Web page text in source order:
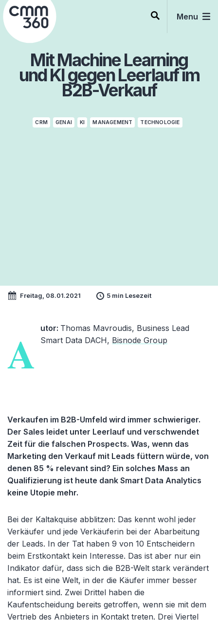
Skip
to
content
Menu
Mit Machine Learning
und KI gegen Leerlauf im
B2B-Verkauf
CRM GENAI KI MANAGEMENT TECHNOLOGIE
Freitag, 08.01.2021 5 min Lesezeit
A utor: Thomas Mavroudis, Business Lead
Smart Data DACH, Bisnode Group
Verkaufen im B2B-Umfeld wird immer schwieriger.
Der Sales leidet unter Leerlauf und verschwendet
Zeit für die falschen Prospects. Was, wenn das
Marketing den Verkauf mit Leads füttern würde, von
denen 85 % relevant sind? Ein solches Mass an
Qualifizierung ist heute dank Smart Data Analytics
keine Utopie mehr.
Bei der Kaltakquise abblitzen: Das kennt wohl jeder
Verkäufer und jede Verkäuferin bei der Abarbeitung
der Leads. In der Tat haben 9 von 10 Entscheidern
beim Erstkontakt kein Interesse. Das ist aber nur ein
Indikator dafür, dass sich die B2B-Welt stark verändert
hat. Es ist eine Welt, in der die Käufer immer besser
informiert sind. Zwei Drittel haben die
Kaufentscheidung bereits getroffen, wenn sie mit dem
Vertrieb des Anbieters in Kontakt treten. Drei Viertel